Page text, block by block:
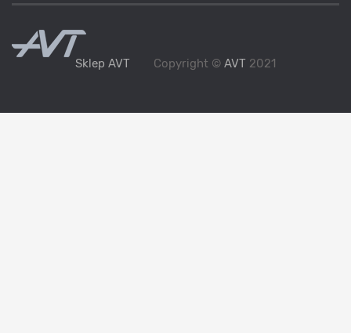
Sklep AVT Copyright © AVT 2021